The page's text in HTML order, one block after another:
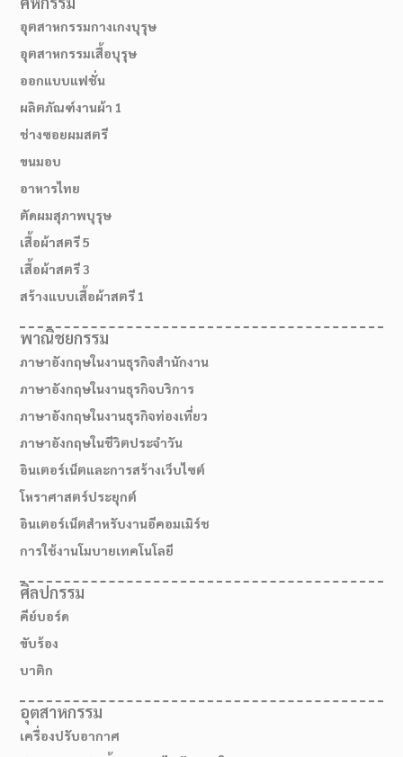
02-514-1840
สมัครเรียน
อุตสาหกรรมกางเกงบุรุษ
อุตสาหกรรมเสื้อบุรุษ
ออกแบบแฟชั่น
ผลิตภัณฑ์งานผ้า 1
ช่างซอยผมสตรี
ขนมอบ
อาหารไทย
ตัดผมสุภาพบุรุษ
เสื้อผ้าสตรี 5
เสื้อผ้าสตรี 3
สร้างแบบเสื้อผ้าสตรี 1
พาณิชยกรรม
ภาษาอังกฤษในงานธุรกิจสำนักงาน
ภาษาอังกฤษในงานธุรกิจบริการ
ภาษาอังกฤษในงานธุรกิจท่องเที่ยว
ภาษาอังกฤษในชีวิตประจำวัน
อินเตอร์เน็ตและการสร้างเว็บไซต์
โหราศาสตร์ประยุกต์
อินเตอร์เน็ตสำหรับงานอีคอมเมิร์ช
การใช้งานโมบายเทคโนโลยี
ศิลปกรรม
คีย์บอร์ด
ขับร้อง
บาติก
อุตสาหกรรม
เครื่องปรับอากาศ